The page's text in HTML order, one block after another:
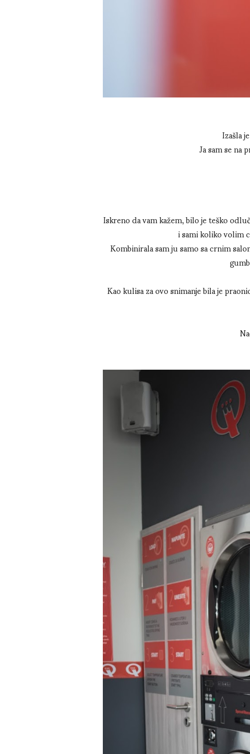
Izašla
Ja sam se
Iskreno da vam kažem, bilo je teško
i sami koliko volim
Kombinirala sam ju samo sa crnim
Kao kulisa za ovo snimanje bila je